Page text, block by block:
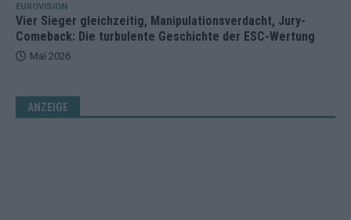
EUROVISION
Vier Sieger gleichzeitig, Manipulationsverdacht, Jury-
Comeback: Die turbulente Geschichte der ESC-Wertung
Mai 2026
ANZEIGE